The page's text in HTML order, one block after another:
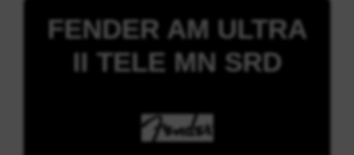
FENDER AM ULTRA
II TELE MN SRD